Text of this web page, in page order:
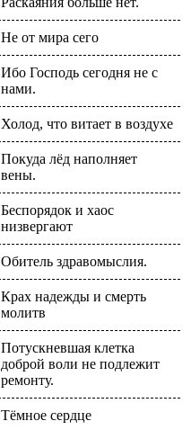
Не от мира сего
Ибо Господь сегодня не с
нами.
Холод, что витает в воздухе
Покуда лёд наполняет
вены.
Беспорядок и хаос
низвергают
Обитель здравомыслия.
Крах надежды и смерть
молитв
Потускневшая клетка
доброй воли не подлежит
ремонту.
Тёмное сердце